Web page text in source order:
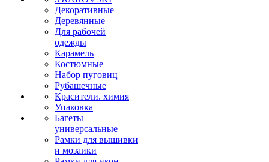
Декоративные
Деревянные
Для рабочей
одежды
Карамель
Костюмные
Набор пуговиц
Рубашечные
Красители. химия
Упаковка
Багеты
универсальные
Рамки для вышивки
и мозаики